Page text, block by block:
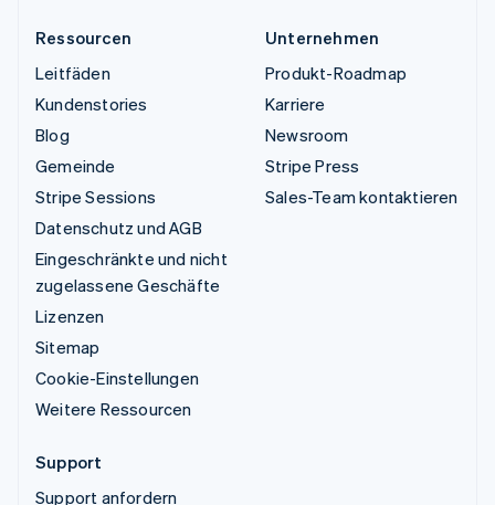
Ressourcen
Leitfäden
Kundenstories
Blog
Gemeinde
Stripe Sessions
Datenschutz und AGB
Eingeschränkte und nicht
zugelassene Geschäfte
Lizenzen
Sitemap
Cookie-Einstellungen
Weitere Ressourcen
Unternehmen
Produkt-Roadmap
Karriere
Newsroom
Stripe Press
Sales-Team kontaktieren
Support
Support anfordern